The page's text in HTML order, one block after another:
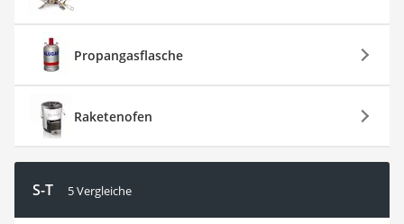
Propangasflasche
Raketenofen
S-T 5 Vergleiche